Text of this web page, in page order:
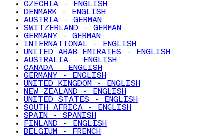
CZECHIA - ENGLISH
DENMARK - ENGLISH
AUSTRIA - GERMAN
SWITZERLAND - GERMAN
GERMANY - GERMAN
INTERNATIONAL - ENGLISH
UNITED ARAB EMIRATES - ENGLISH
AUSTRALIA - ENGLISH
CANADA - ENGLISH
GERMANY - ENGLISH
UNITED KINGDOM - ENGLISH
NEW ZEALAND - ENGLISH
UNITED STATES - ENGLISH
SOUTH AFRICA - ENGLISH
SPAIN - SPANISH
FINLAND - ENGLISH
BELGIUM - FRENCH